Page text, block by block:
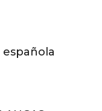
española